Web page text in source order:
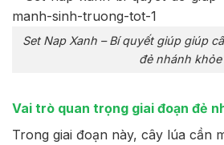
Set Nap Xanh – Bí quyết giúp giúp
đẻ nhánh khỏe
Vai trò quan trọng giai đoạn đẻ
Trong giai đoạn này, cây lúa cần